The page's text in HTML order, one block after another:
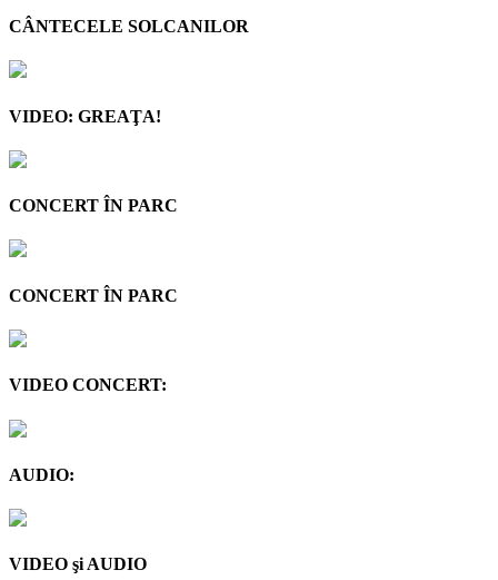
CÂNTECELE SOLCANILOR
VIDEO: GREAŢA!
CONCERT ÎN PARC
CONCERT ÎN PARC
VIDEO CONCERT:
AUDIO:
VIDEO şi AUDIO